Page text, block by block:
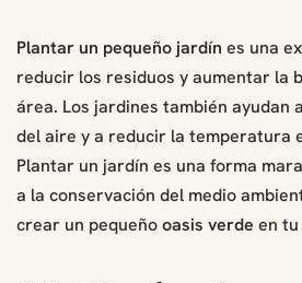
Plantar un pequeño jardín es una
reducir los residuos y aumentar la
área. Los jardines también ayudan
del aire y a reducir la temperatura
Plantar un jardín es una forma
a la conservación del medio
crear un pequeñooasis verde en tu